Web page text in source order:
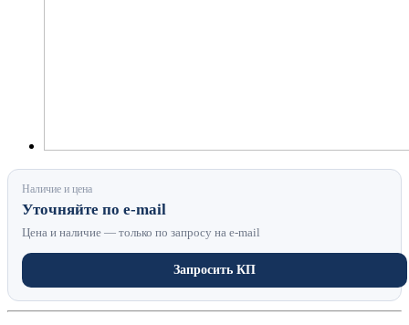
Наличие и цена
Уточняйте по e-mail
Цена и наличие — только по запросу на e-mail
Запросить КП